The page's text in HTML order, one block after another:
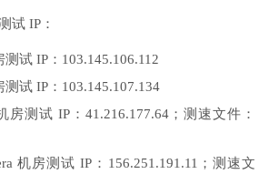
试 IP：
测试 IP：103.145.106.112
测试 IP：103.145.107.134
房测试 IP：41.216.177.64；测速文件：
机房测试 IP：156.251.191.11；测速文